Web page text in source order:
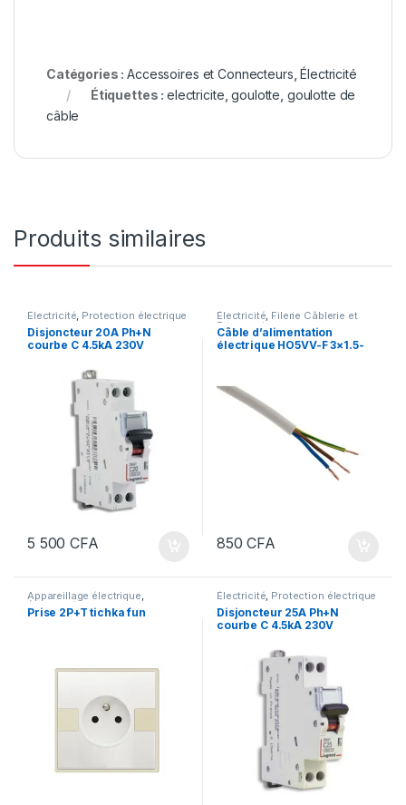
Catégories :Accessoires et Connecteurs ,Électricité
Étiquettes :electricite ,goulotte goulotte de
câble
Produits similaires
Électricité, Protection électrique
Disjoncteur 20A Ph+N
courbe C 4.5kA 230V
5 500CFA
Électricité, Filerie Câblerie et
Fourreautage
Câble d’alimentation
électrique HO5VV-F 3×1.5-
850CFA
Appareillage électrique,
Électricité
Prise 2P+T tichka fun
Électricité, Protection électrique
Disjoncteur 25A Ph+N
courbe C 4.5kA 230V